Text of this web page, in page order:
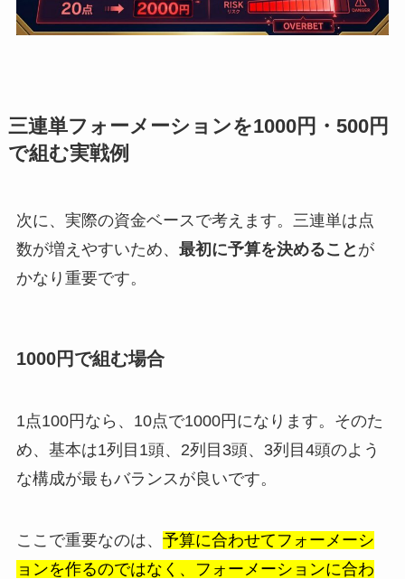
三連単フォーメーションを1000円・500円
で組む実戦例
次に、実際の資金ベースで考えます。三連単は点
数が増えやすいため、 最初に予算を決めること が
かなり重要です。
1000円で組む場合
1点100円なら、10点で1000円になります。そのた
め、基本は1列目1頭、2列目3頭、3列目4頭のよう
な構成が最もバランスが良いです。
ここで重要なのは、 予算に合わせてフォーメーシ
ョンを作るのではなく、フォーメーションに合わ